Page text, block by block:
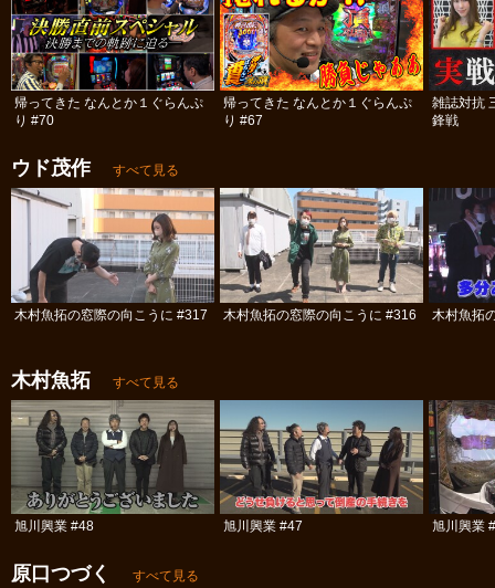
帰ってきた なんとか１ぐらんぷ
り #70
帰ってきた なんとか１ぐらんぷ
り #67
雑誌対抗
鋒戦
ウド茂作 すべて見る
木村魚拓の窓際の向こうに #317 木村魚拓の窓際の向こうに #316 木村魚拓
木村魚拓 すべて見る
旭川興業 #48 旭川興業 #47 旭川興業
原口つづく すべて見る